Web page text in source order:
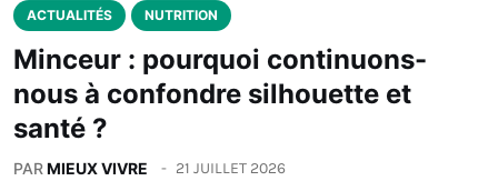
ACTUALITÉS NUTRITION
Minceur : pourquoi continuons-
nous à confondre silhouette et
santé ?
PARMIEUX VIVRE 21 JUILLET 2026